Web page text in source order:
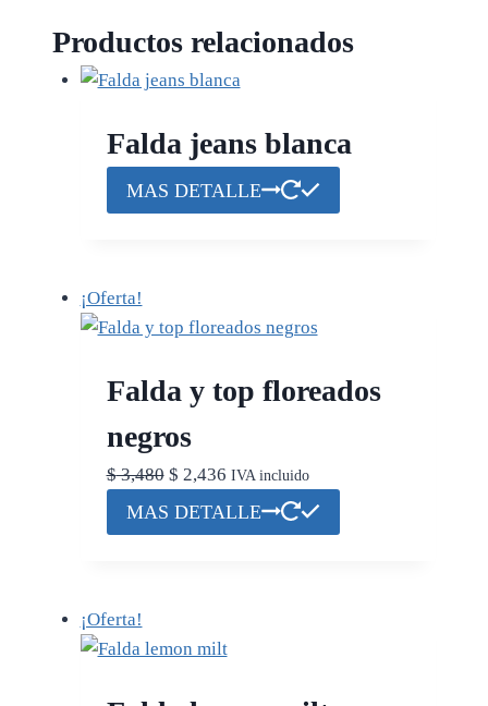
Productos relacionados
Falda jeans blanca
MAS DETALLE
¡Oferta!
Falda y top floreados
negros
$3,480 El
precio
original
$ 2,436El
precio
actual
IVA incluido
MAS DETALLE
producto
¡Oferta!